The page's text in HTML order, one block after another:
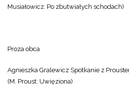
Musiałowicz: Po zbutwiałych schodach)
Proza obca
Agnieszka Gralewicz Spotkanie z
(M. Proust: Uwięziona)